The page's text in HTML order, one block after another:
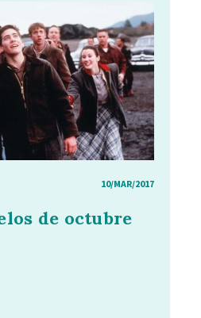
10/MAR/2017
de octubre